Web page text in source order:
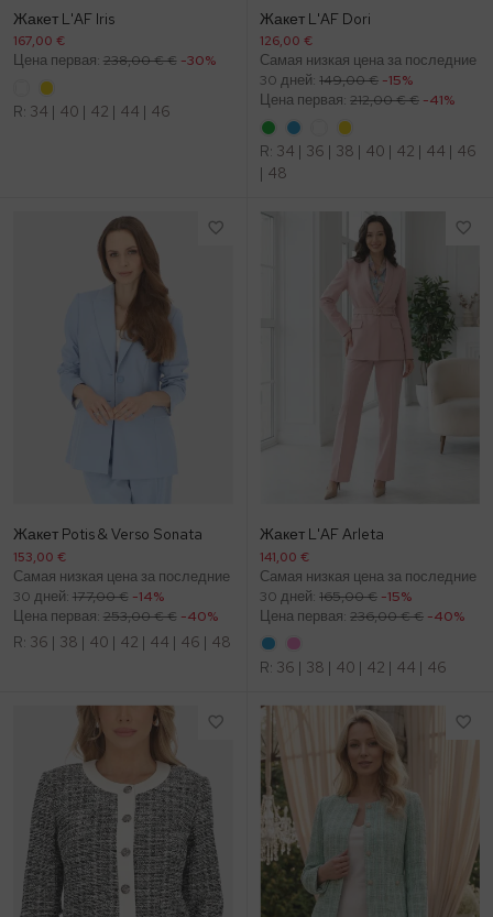
Шарфы и Платки
Ремни
Сумки
Броши
Подарочные карты
Бизнес
Клетка: модный тренд
Эко тренды
Льняная одежда
Жакет L'AF Iris
167,00 €
Цена первая: 238,00 € € -30%
R: 34 | 40 | 42 | 44 | 46
Жакет L'AF Dori
126,00 €
Самая низкая цена за последние
30 дней:149,00 € -15%
Цена первая:212,00 € € -41%
R: 34 | 36 | 38 | 40 | 42 | 44 | 46
| 48
Жакет Potis & Verso Sonata
153,00 €
Самая низкая цена за последние
30 дней: 177,00 € -14%
Цена первая: 253,00 € € -40%
R: 36 | 38 | 40 | 42 | 44 | 46 | 48
Жакет L'AF Arleta
141,00 €
Самая низкая цена за последние
30 дней:165,00 € -15%
Цена первая:236,00 € € -40%
R: 36 | 38 | 40 | 42 | 44 | 46